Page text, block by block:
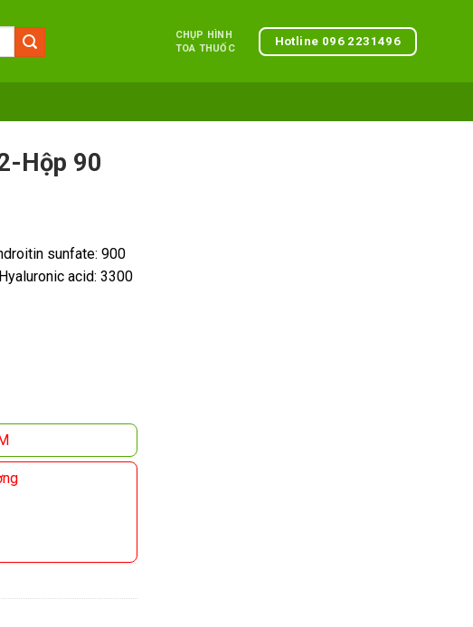
CHỤP HÌNH
TOA THUỐC
Hotline 096 2231496
Hộp 90
sunfate: 900
acid: 3300